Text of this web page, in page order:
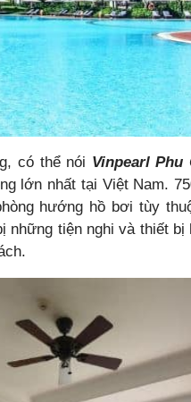
có thể nói Vinpearl Phu
lớn nhất tại Việt Nam.
hướng hồ bơi tùy
tiện nghi và thiết bị